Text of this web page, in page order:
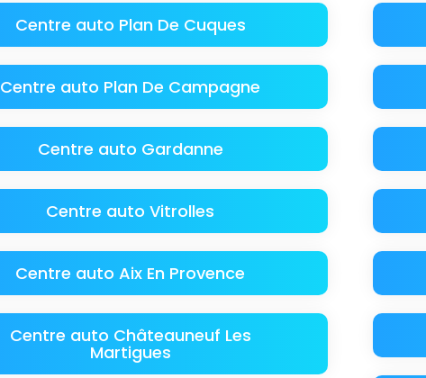
Centre auto Plan De Cuques
Centre auto Plan De Campagne
Centre auto Gardanne
Centre auto Vitrolles
Centre auto Aix En Provence
Centre auto Châteauneuf Les
Martigues